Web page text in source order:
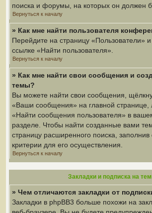
поиска и форумы, на которых он должен
Вернуться к началу
» Как мне найти пользователя
Перейдите на страницу «Пользователи»
ссылке «Найти пользователя».
Вернуться к началу
» Как мне найти свои сообщения и
темы?
Вы можете найти свои сообщения,
«Ваши сообщения» на главной странице,
«Найти сообщения пользователя» в
разделе. Чтобы найти созданные вами
страницу расширенного поиска, заполнив
критерии для его осуществления.
Вернуться к началу
Закладки и подписка на
» Чем отличаются закладки от
Закладки в phpBB3 больше похожи на